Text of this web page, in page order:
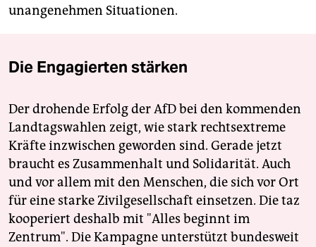
unangenehmen Situationen.
Die Engagierten stärken
Der drohende Erfolg der AfD bei den kommenden
Landtagswahlen zeigt, wie stark rechtsextreme
Kräfte inzwischen geworden sind. Gerade jetzt
braucht es Zusammenhalt und Solidarität. Auch
und vor allem mit den Menschen, die sich vor Ort
für eine starke Zivilgesellschaft einsetzen. Die taz
kooperiert deshalb mit "Alles beginnt im
Zentrum". Die Kampagne unterstützt bundesweit